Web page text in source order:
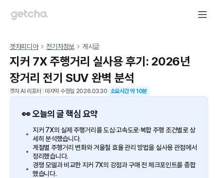
겟차피디아 전기차정보 게시글
지커 7X 주행거리 실사용 후기: 2026년
장거리 전기 SUV 완벽 분석
겟차 AI 리포터 마지막 수정일 2026.03.30 소요시간 약10분
👀 오늘의 글 핵심 요약
지커 7X의 실제 주행거리를 도심·고속도로·복합 주행 조건별로 상
세히 분석했습니다.
계절별 주행거리 변화와 겨울철 효율 관리 방법을 실사용 관점에서
정리했습니다.
경쟁 모델과 비교한 지커 7X의 강점과 구매 전 체크포인트를 종합
했습니다.